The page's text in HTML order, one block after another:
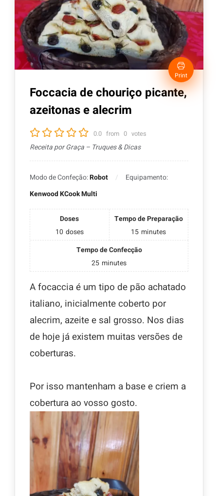
Print
Foccacia de chouriço picante,
azeitonas e alecrim
0.0 from 0 votes
Receita por Graça – Truques & Dicas
Modo de Confeção:Robot
Equipamento:
Kenwood KCook Multi
Doses
10 doses
Tempo de Preparação
15 minutes
Tempo de Confecção
25 minutes
A focaccia é um tipo de pão achatado
italiano, inicialmente coberto por
alecrim, azeite e sal grosso. Nos dias
de hoje já existem muitas versões de
coberturas.
Por isso mantenham a base e criem a
cobertura ao vosso gosto.